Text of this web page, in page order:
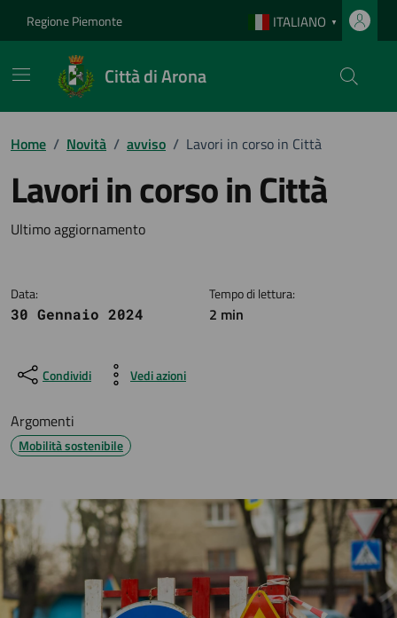
Regione Piemonte ITALIANO ▼
Città di Arona
Home / Novità / avviso / Lavori in corso in Città
Lavori in corso in Città
Dettagli della notizia
Ultimo aggiornamento
Data:
30 Gennaio 2024
Tempo di lettura:
2 min
Condividi Vedi azioni
Argomenti
Mobilità sostenibile